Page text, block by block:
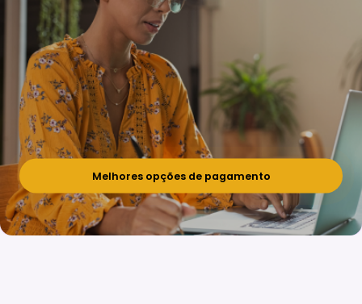
Melhores opções de pagamento